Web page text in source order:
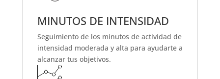
MINUTOS DE INTENSIDAD
Seguimiento de los minutos de actividad de
intensidad moderada y alta para ayudarte a
alcanzar tus objetivos.